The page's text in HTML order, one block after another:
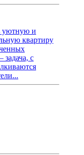
уютную и
квартиру
с